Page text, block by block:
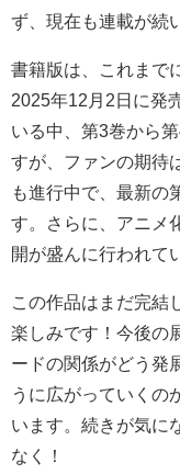
ず、現在も連載が続
書籍版は、これまで
2025年12月2日に発
いる中、第3巻から
すが、ファンの期待
も進行中で、最新の
す。さらに、アニメ
開が盛んに行われて
この作品はまだ完結
楽しみです！今後の
ードの関係がどう発
うに広がっていくの
います。続きが気に
なく！